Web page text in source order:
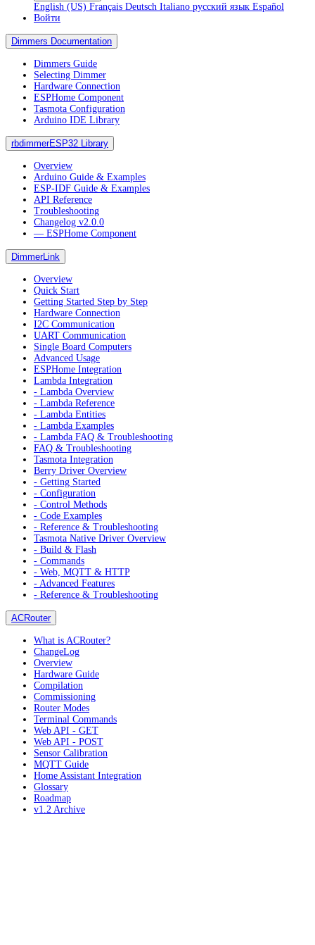
English (US) Français Deutsch Italiano русский язык Español
Войти
Dimmers Documentation
Dimmers Guide
Selecting Dimmer
Hardware Connection
ESPHome Component
Tasmota Configuration
Arduino IDE Library
rbdimmerESP32 Library
Overview
Arduino Guide & Examples
ESP-IDF Guide & Examples
API Reference
Troubleshooting
Changelog v2.0.0
― ESPHome Component
DimmerLink
Overview
Quick Start
Getting Started Step by Step
Hardware Connection
I2C Communication
UART Communication
Single Board Computers
Advanced Usage
ESPHome Integration
Lambda Integration
- Lambda Overview
- Lambda Reference
- Lambda Entities
- Lambda Examples
- Lambda FAQ & Troubleshooting
FAQ & Troubleshooting
Tasmota Integration
Berry Driver Overview
- Getting Started
- Configuration
- Control Methods
- Code Examples
- Reference & Troubleshooting
Tasmota Native Driver Overview
- Build & Flash
- Commands
- Web, MQTT & HTTP
- Advanced Features
- Reference & Troubleshooting
ACRouter
What is ACRouter?
ChangeLog
Overview
Hardware Guide
Compilation
Commissioning
Router Modes
Terminal Commands
Web API - GET
Web API - POST
Sensor Calibration
MQTT Guide
Home Assistant Integration
Glossary
Roadmap
v1.2 Archive